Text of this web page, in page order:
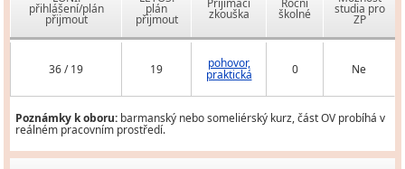
přihlášení/plán
přijmout
plán
přijmout
Přijímací
zkouška
Roční
školné studia pro
ZP
36 / 19 19 pohovor,
praktická 0 Ne
Poznámky k oboru: barmanský nebo someliérský kurz, část OV probíhá v
reálném pracovním prostředí.